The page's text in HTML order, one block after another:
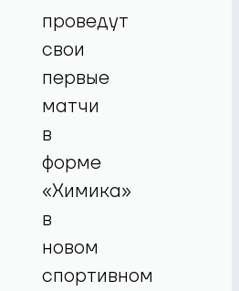
проведут
свои
первые
матчи
в
форме
«Химика»
в
новом
спортивном